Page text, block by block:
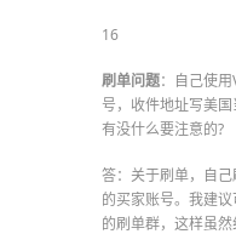
16
刷单问题：自己使
号，收件地址写美国
有没什么要注意的?
答：关于刷单，自
的买家账号。我建
的刷单群，这样虽然